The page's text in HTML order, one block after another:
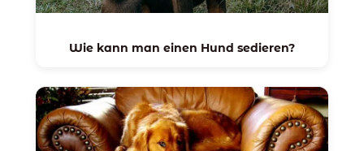
Wie kann man einen Hund sedieren?